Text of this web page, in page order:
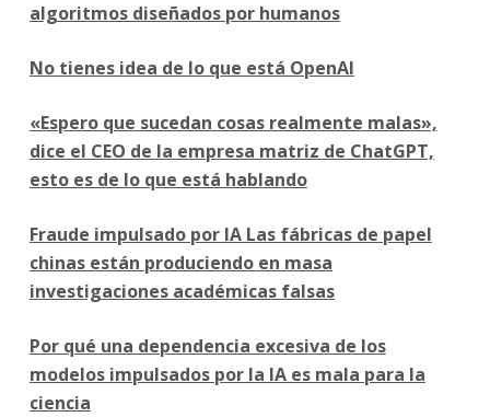
algoritmos diseñados por humanos
No tienes idea de lo que está OpenAI
«Espero que sucedan cosas realmente malas»,
dice el CEO de la empresa matriz de ChatGPT,
esto es de lo que está hablando
Fraude impulsado por IA Las fábricas de papel
chinas están produciendo en masa
investigaciones académicas falsas
Por qué una dependencia excesiva de los
modelos impulsados por la IA es mala para la
ciencia